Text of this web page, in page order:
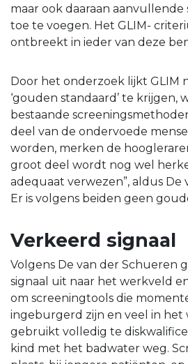
maar ook daaraan aanvullende
toe te voegen. Het GLIM-
ontbreekt in ieder van deze
Door het onderzoek lijkt GLIM
‘gouden standaard’ te krijgen,
bestaande
deel van de ondervoede
worden, merken de
groot deel wordt nog wel
adequaat verwezen”, aldus De
Er is volgens beiden geen
Verkeerd signaal
Volgens De van der Schueren
signaal uit naar het werkveld
om screeningtools die
ingeburgerd zijn en veel in
gebruikt volledig te
kind met het badwater weg.